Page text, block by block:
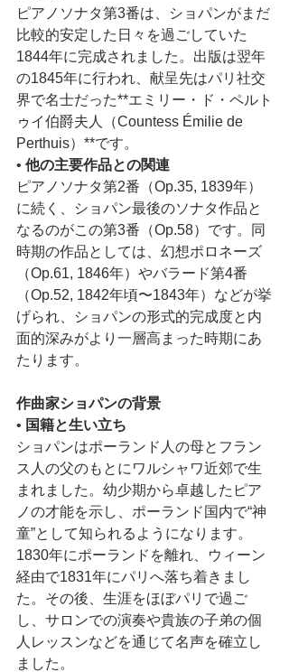
ピアノソナタ第3番は、ショパンがまだ
比較的安定した日々を過ごしていた
1844年に完成されました。出版は翌年
の1845年に行われ、献呈先はパリ社交
界で名士だった**エミリー・ド・ペルト
ゥイ伯爵夫人（Countess Émilie de
Perthuis）**です。
• 他の主要作品との関連
ピアノソナタ第2番（Op.35, 1839年）
に続く、ショパン最後のソナタ作品と
なるのがこの第3番（Op.58）です。同
時期の作品としては、幻想ポロネーズ
（Op.61, 1846年）やバラード第4番
（Op.52, 1842年頃〜1843年）などが挙
げられ、ショパンの形式的完成度と内
面的深みがより一層高まった時期にあ
たります。
作曲家ショパンの背景
• 国籍と生い立ち
ショパンはポーランド人の母とフラン
ス人の父のもとにワルシャワ近郊で生
まれました。幼少期から卓越したピア
ノの才能を示し、ポーランド国内で“神
童”として知られるようになります。
1830年にポーランドを離れ、ウィーン
経由で1831年にパリへ落ち着きまし
た。その後、生涯をほぼパリで過ご
し、サロンでの演奏や貴族の子弟の個
人レッスンなどを通じて名声を確立し
ました。